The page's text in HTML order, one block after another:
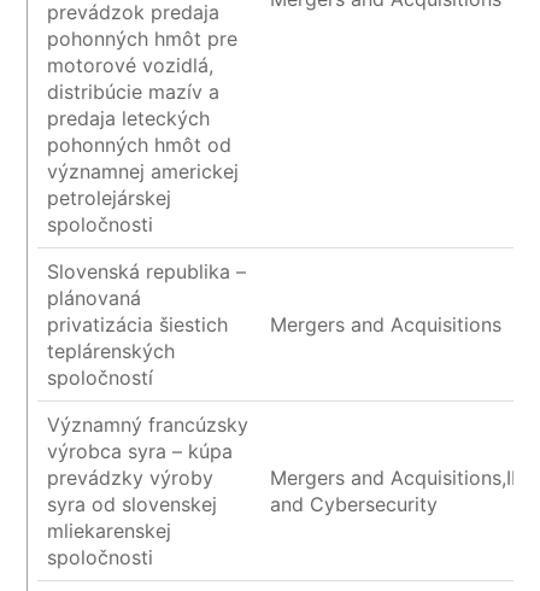
prevádzok predaja
pohonných hmôt pre
motorové vozidlá,
distribúcie mazív a
predaja leteckých
pohonných hmôt od
významnej americkej
petrolejárskej
spoločnosti
Slovenská republika –
plánovaná
privatizácia šiestich
teplárenských
spoločností
Mergers and Acquisitions
Významný francúzsky
výrobca syra – kúpa
prevádzky výroby
syra od slovenskej
mliekarenskej
spoločnosti
Mergers and Acquisitions,IP/
and Cybersecurity